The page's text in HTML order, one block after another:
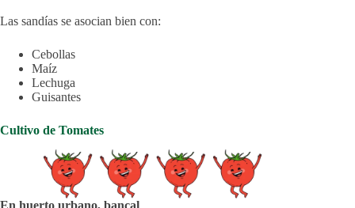
Las sandías se asocian bien con:
Cebollas
Maíz
Lechuga
Guisantes
Cultivo de Tomates
En huerto urbano, bancal